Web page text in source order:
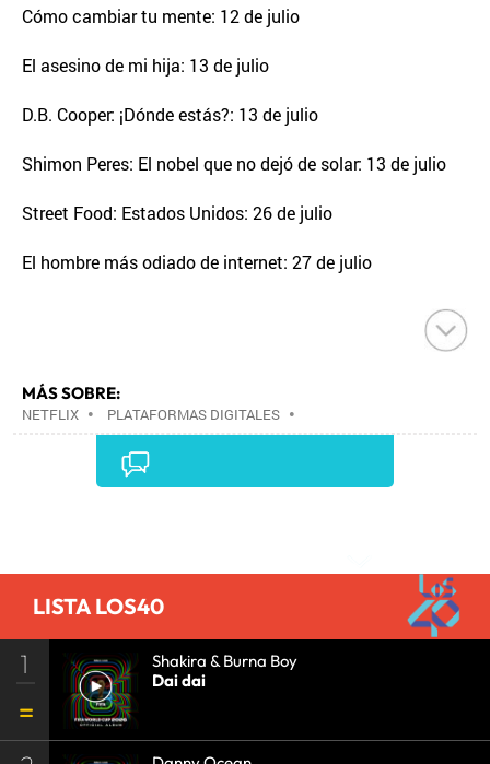
Cómo cambiar tu mente: 12 de julio
El asesino de mi hija: 13 de julio
D.B. Cooper: ¡Dónde estás?: 13 de julio
Shimon Peres: El nobel que no dejó de solar: 13 de julio
Street Food: Estados Unidos: 26 de julio
El hombre más odiado de internet: 27 de julio
MÁS SOBRE:
NETFLIX • PLATAFORMAS DIGITALES •
TELEVISIÓN IP•TELEVISIÓN•INTERNET•
•ECONOMÍA
MEDIOS COMUNICACIÓN•COMUNICACIONES•
LISTA LOS40
1
Shakira & Burna Boy
Dai dai